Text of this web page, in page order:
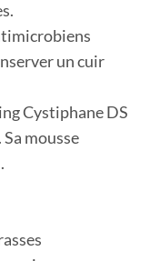
un cuir
Cystiphane DS
mousse